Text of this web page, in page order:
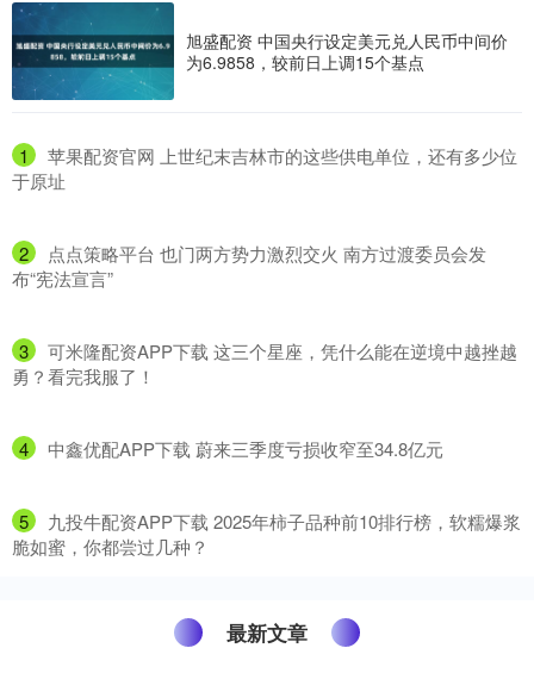
旭盛配资 中国央行设定美元兑人民币中间价
为6.9858，较前日上调15个基点
1
​苹果配资官网 上世纪末吉林市的这些供电单位，还有多少位
于原址
2
​点点策略平台 也门两方势力激烈交火 南方过渡委员会发
布“宪法宣言”
3
​可米隆配资APP下载 这三个星座，凭什么能在逆境中越挫越
勇？看完我服了！
4 ​中鑫优配APP下载 蔚来三季度亏损收窄至34.8亿元
5
​九投牛配资APP下载 2025年柿子品种前10排行榜，软糯爆浆
脆如蜜，你都尝过几种？
最新文章